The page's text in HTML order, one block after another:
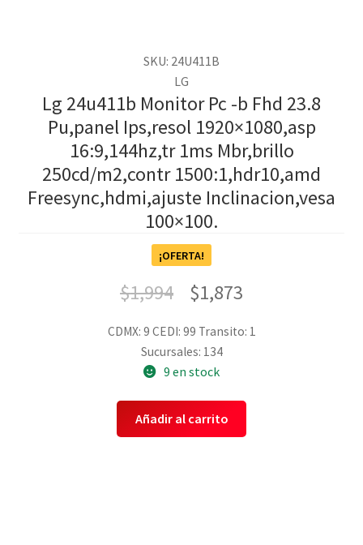
SKU: 24U411B
LG
Lg 24u411b Monitor Pc -b Fhd 23.8
Pu,panel Ips,resol 1920×1080,asp
16:9,144hz,tr 1ms Mbr,brillo
250cd/m2,contr 1500:1,hdr10,amd
Freesync,hdmi,ajuste Inclinacion,vesa
100×100.
¡OFERTA!
$1,994 $1,873
CDMX: 9 CEDI: 99 Transito: 1
Sucursales: 134
9 en stock
Añadir al carrito